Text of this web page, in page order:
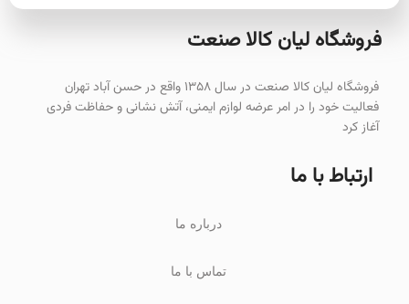
فروشگاه لیان‌ کالا صنعت
فروشگاه لیان کالا صنعت در سال ۱۳۵۸ واقع در حسن آباد تهران
فعالیت خود را در امر عرضه لوازم ایمنی، آتش نشانی و حفاظت فردی
آغاز کرد
ارتباط با ما
درباره ما
تماس با ما